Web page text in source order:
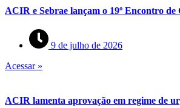
ACIR e Sebrae lançam o 19º Encontro
9 de julho de 2026
Acessar »
ACIR lamenta aprovação em regime de